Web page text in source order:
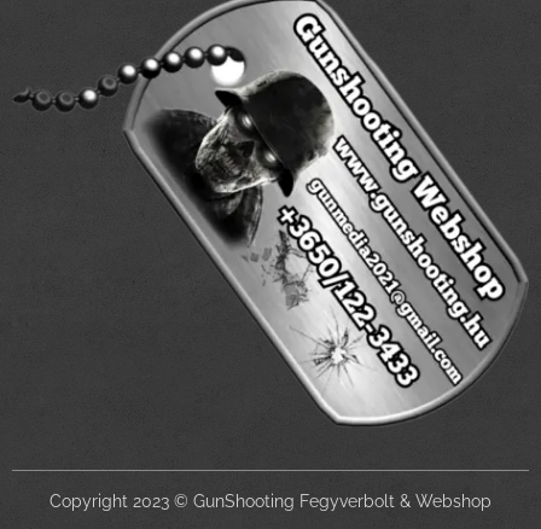
Copyright 2023 © GunShooting Fegyverbolt & Webshop